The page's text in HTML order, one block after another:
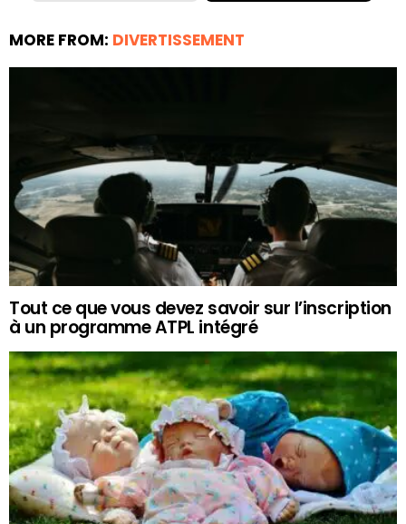
MORE FROM: DIVERTISSEMENT
Tout ce que vous devez savoir sur l’inscription
à un programme ATPL intégré